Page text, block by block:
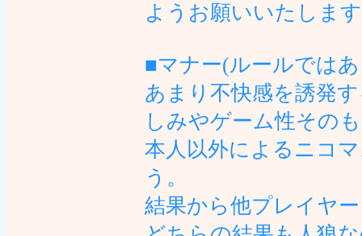
ようお願いいたしま
■マナー(ルールでは
あまり不快感を誘発
しみやゲーム性その
本人以外によるニコ
う。
結果から他プレイヤ